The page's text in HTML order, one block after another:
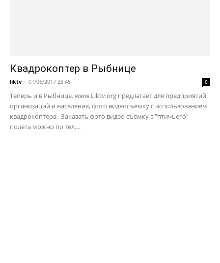
Квадрокоптер в Рыбнице
liktv - 01/06/2017 23:45 0
Теперь и в Рыбнице. www.Liktv.org предлагает для предприятий,
организаций и населения, фото видеосъёмку с использованием
квадрокоптера. Заказать фото видео съёмку с "птичьего"
полета можно по тел....